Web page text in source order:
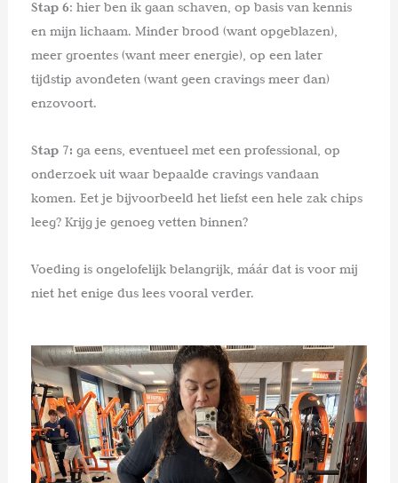
Stap 6: hier ben ik gaan schaven, op basis van kennis
en mijn lichaam. Minder brood (want opgeblazen),
meer groentes (want meer energie), op een later
tijdstip avondeten (want geen cravings meer dan)
enzovoort.
Stap 7: ga eens, eventueel met een professional, op
onderzoek uit waar bepaalde cravings vandaan
komen. Eet je bijvoorbeeld het liefst een hele zak chips
leeg? Krijg je genoeg vetten binnen?
Voeding is ongelofelijk belangrijk, máár dat is voor mij
niet het enige dus lees vooral verder.